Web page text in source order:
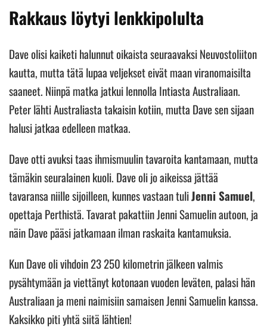
Rakkaus löytyi lenkkipolulta
Dave olisi kaiketi halunnut oikaista seuraavaksi Neuvostoliiton
kautta, mutta tätä lupaa veljekset eivät maan viranomaisilta
saaneet. Niinpä matka jatkui lennolla Intiasta Australiaan.
Peter lähti Australiasta takaisin kotiin, mutta Dave sen sijaan
halusi jatkaa edelleen matkaa.
Dave otti avuksi taas ihmismuulin tavaroita kantamaan, mutta
tämäkin seuralainen kuoli. Dave oli jo aikeissa jättää
tavaransa niille sijoilleen, kunnes vastaan tuliJenni Samuel,
opettaja Perthistä. Tavarat pakattiin Jenni Samuelin autoon, ja
näin Dave pääsi jatkamaan ilman raskaita kantamuksia.
Kun Dave oli vihdoin 23 250 kilometrin jälkeen valmis
pysähtymään ja viettänyt kotonaan vuoden leväten, palasi hän
Australiaan ja meni naimisiin samaisen Jenni Samuelin kanssa.
Kaksikko piti yhtä siitä lähtien!